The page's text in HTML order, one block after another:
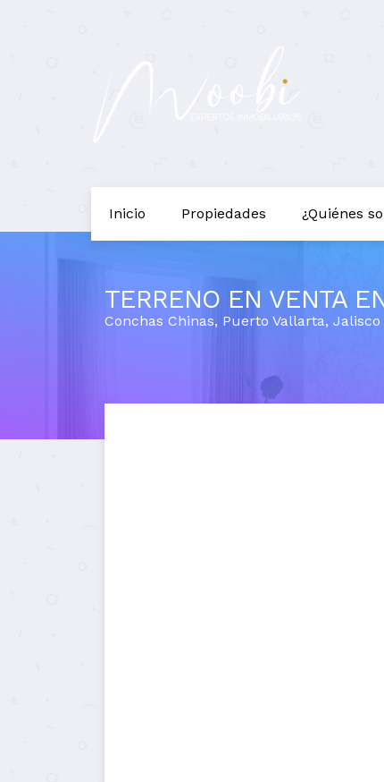
Inicio Propiedades ¿Quiénes
TERRENO EN VENTA
Conchas Chinas, Puerto Vallarta, Jalisco